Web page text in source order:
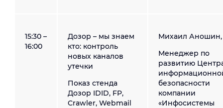
15:30 –
16:00
Дозор – мы знаем
кто: контроль
новых каналов
утечки
Показ стенда
Дозор IDID, FP,
Crawler, Webmail
Михаил Аношин,
Менеджер по
развитию
безопасности
компании
«Инфосистемы